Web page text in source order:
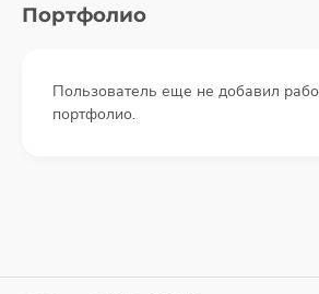
Портфолио
Пользователь еще не добавил
портфолио.